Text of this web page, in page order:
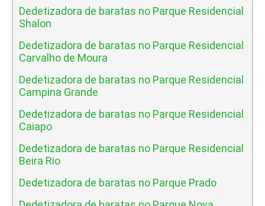
Dedetizadora de baratas no Parque Residencial
Shalon
Dedetizadora de baratas no Parque Residencial
Carvalho de Moura
Dedetizadora de baratas no Parque Residencial
Campina Grande
Dedetizadora de baratas no Parque Residencial
Caiapo
Dedetizadora de baratas no Parque Residencial
Beira Rio
Dedetizadora de baratas no Parque Prado